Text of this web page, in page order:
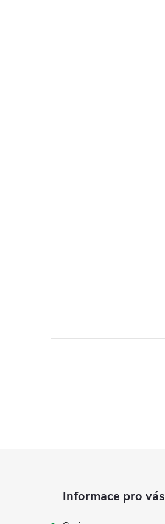
Informace pro vás